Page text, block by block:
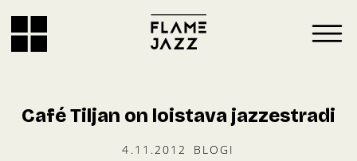
Café Tiljan on loistava jazzestradi
4.11.2012 BLOGI